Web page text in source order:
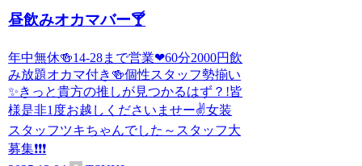
昼飲みオカマバー🍸
年中無休🍻14-28まで営業❤60分2000円飲
み放題オカマ付き🍻個性スタッフ勢揃い
✨きっと貴方の推しが見つかるはず？!皆
様是非1度お越しくださいませー✌女装
スタッフツキちゃんでした～スタッフ大
募集❗❗❗